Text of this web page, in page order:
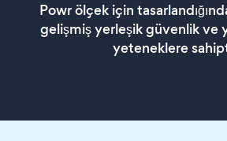
Powr ölçek için
gelişmiş yerleşik güvenlik ve
yeteneklere